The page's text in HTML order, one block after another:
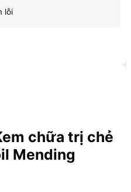
lỗi
chữa trị chẻ
Mending